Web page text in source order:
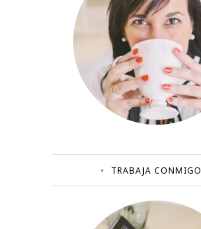
TRABAJA CONMIGO